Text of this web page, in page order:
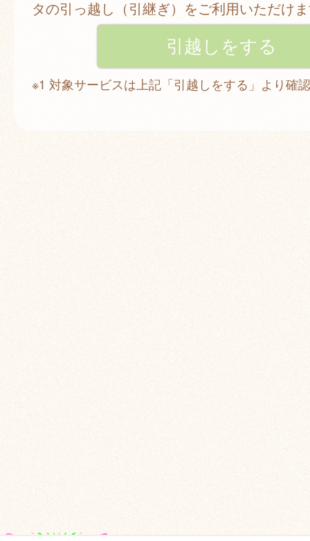
タの引っ越し（引継ぎ）をご利用いただけ
※1 対象サービスは上記「引越しをする」より確